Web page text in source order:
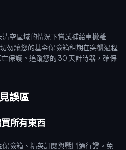
空區域的情況下嘗試補給車撤離
勿讓您的基金保險箱租期在突襲過程
保護。追蹤您的 30 天計時器，確保
誤區
所有東西
險箱、精英訂閱與戰鬥通行證。免